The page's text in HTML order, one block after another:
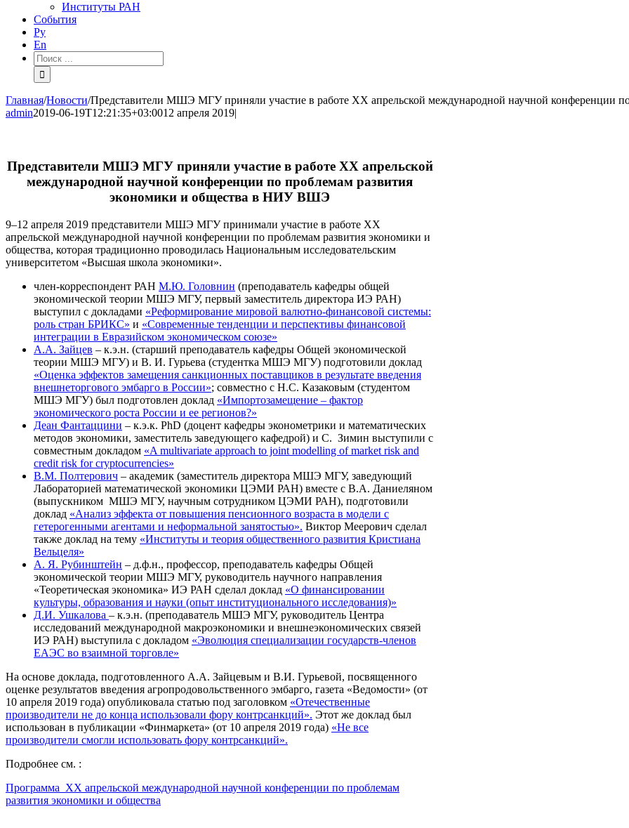
Институты РАН
События
Ру
En
Результат
поиска:
Главная/Новости/Представители МШЭ МГУ приняли участие в работе XX апрельской международной научной конференции
admin2019-06-19T12:21:35+03:0012 апреля 2019|
Представители МШЭ МГУ приняли участие в работе XX апрельской
международной научной конференции по проблемам развития
экономики и общества в НИУ ВШЭ
9–12 апреля 2019 представители МШЭ МГУ принимали участие в работе XX
апрельской международной научной конференции по проблемам развития экономики и
общества, которая традиционно проводилась Национальным исследовательским
университетом «Высшая школа экономики».
член-корреспондент РАН М.Ю. Головнин (преподаватель кафедры общей
экономической теории МШЭ МГУ, первый заместитель директора ИЭ РАН)
выступил с докладами «Реформирование мировой валютно-финансовой системы:
роль стран БРИКС» и «Современные тенденции и перспективы финансовой
интеграции в Евразийском экономическом союзе»
А.А. Зайцев – к.э.н. (старший преподаватель кафедры Общей экономической
теории МШЭ МГУ) и В. И. Гурьева (студентка МШЭ МГУ) подготовили доклад
«Оценка эффектов замещения санкционных поставщиков в результате введения
внешнеторгового эмбарго в России»; совместно с Н.С. Казаковым (студентом
МШЭ МГУ) был подготовлен доклад «Импортозамещение – фактор
экономического роста России и ее регионов?»
Деан Фантаццини – к.э.к. PhD (доцент кафедры эконометрики и математических
методов экономики, заместитель заведующего кафедрой) и С. Зимин выступили с
совместным докладом «A multivariate approach to joint modelling of market risk and
credit risk for cryptocurrencies»
В.М. Полтерович – академик (заместитель директора МШЭ МГУ, заведующий
Лабораторией математической экономики ЦЭМИ РАН) вместе с В.А. Даниеляном
(выпускником МШЭ МГУ, научным сотрудником ЦЭМИ РАН), подготовили
доклад «Анализ эффекта от повышения пенсионного возраста в модели с
гетерогенными агентами и неформальной занятостью». Виктор Меерович сделал
также доклад на тему «Институты и теория общественного развития Кристиана
Вельцеля»
А. Я. Рубинштейн – д.ф.н., профессор, преподаватель кафедры Общей
экономической теории МШЭ МГУ, руководитель научного направления
«Теоретическая экономика» ИЭ РАН сделал доклад «О финансировании
культуры, образования и науки (опыт институционального исследования)»
Д.И. Ушкалова – к.э.н. (преподаватель МШЭ МГУ, руководитель Центра
исследований международной макроэкономики и внешнеэкономических связей
ИЭ РАН) выступила с докладом «Эволюция специализации государств-членов
ЕАЭС во взаимной торговле»
На основе доклада, подготовленного А.А. Зайцевым и В.И. Гурьевой, посвященного
оценке результатов введения агропродовольственного эмбарго, газета «Ведомости» (от
10 апреля 2019 года) опубликовала статью под заголовком «Отечественные
производители не до конца использовали фору контрсанкций». Этот же доклад был
использован в публикации «Финмаркета» (от 10 апреля 2019 года) «Не все
производители смогли использовать фору контрсанкций».
Подробнее см. :
Программа XX апрельской международной научной конференции по проблемам
развития экономики и общества